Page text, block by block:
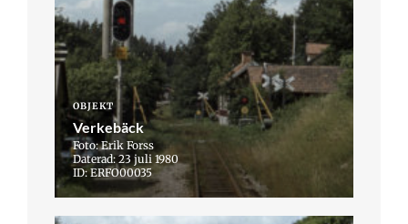
OBJEKT
Verkebäck
Foto: Erik Forss
Daterad: 23 juli 1980
ID: ERFO00035